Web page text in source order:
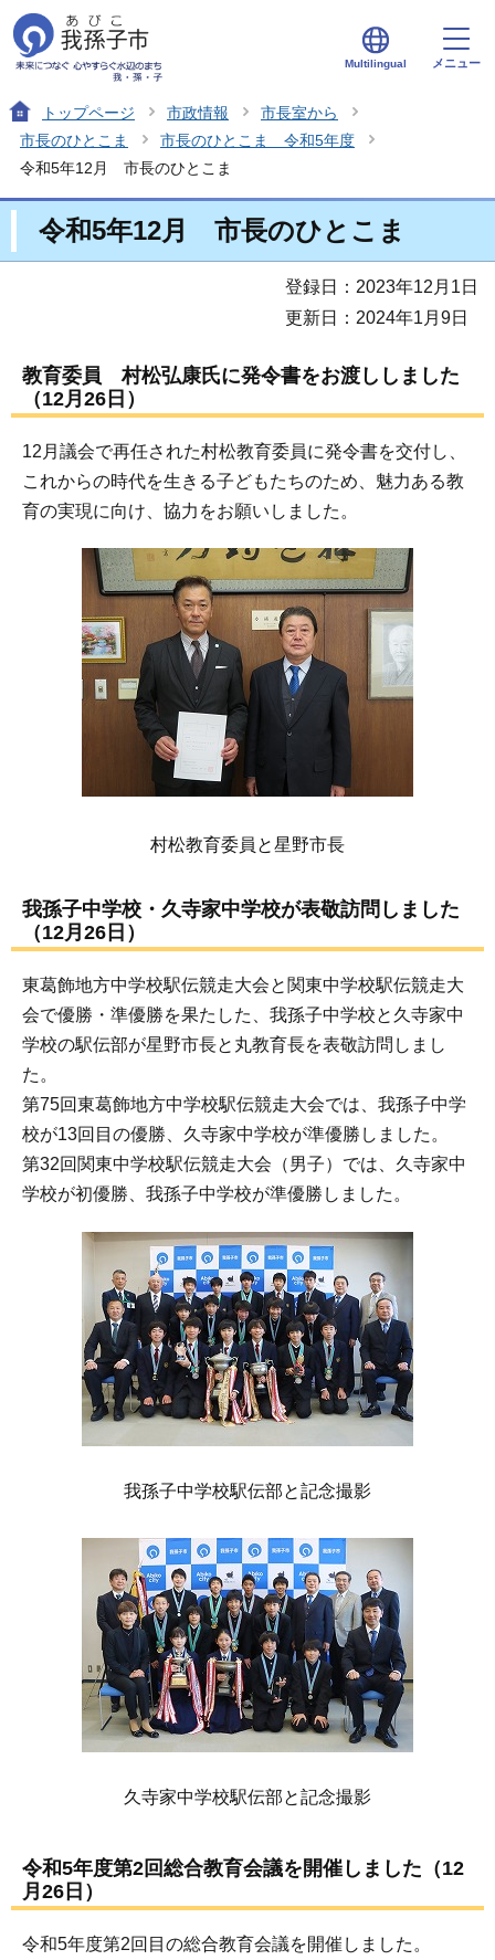
Multilingual メニュー
トップページ 市政情報
市長室から
市長のひとこま
市長のひとこま 令和5年度
令和5年12月 市長のひとこま
令和5年12月 市長のひとこま
登録日：2023年12月1日
更新日：2024年1月9日
教育委員 村松弘康氏に発令書をお渡ししました
（12月26日）
12月議会で再任された村松教育委員に発令書を交付し、
これからの時代を生きる子どもたちのため、魅力ある教
育の実現に向け、協力をお願いしました。
村松教育委員と星野市長
我孫子中学校・久寺家中学校が表敬訪問しました
（12月26日）
東葛飾地方中学校駅伝競走大会と関東中学校駅伝競走大
会で優勝・準優勝を果たした、我孫子中学校と久寺家中
学校の駅伝部が星野市長と丸教育長を表敬訪問しまし
た。
第75回東葛飾地方中学校駅伝競走大会では、我孫子中学
校が13回目の優勝、久寺家中学校が準優勝しました。
第32回関東中学校駅伝競走大会（男子）では、久寺家中
学校が初優勝、我孫子中学校が準優勝しました。
我孫子中学校駅伝部と記念撮影
久寺家中学校駅伝部と記念撮影
令和5年度第2回総合教育会議を開催しました（12
月26日）
令和5年度第2回目の総合教育会議を開催しました。